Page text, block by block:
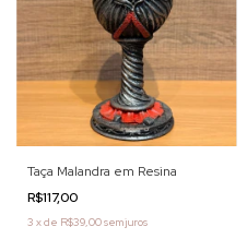
Taça Malandra em Resina
R$117,00
3 xde R$39,00sem juros